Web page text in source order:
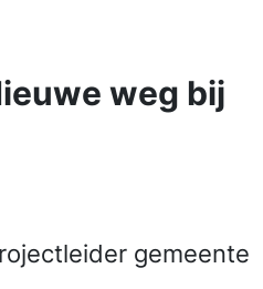
weg bij
gemeente